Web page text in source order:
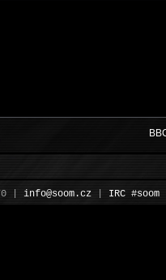
| info@soom.cz| IRC #soom